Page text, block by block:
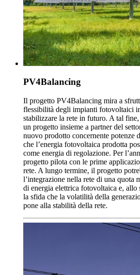
PV4Balancing
Il progetto PV4Balancing mira a
flessibilità degli impianti fotovoltaici
stabilizzare la rete in futuro. A tal
un progetto insieme a partner del
nuovo prodotto concernente potenze
che l’energia fotovoltaica prodotta
come energia di regolazione. Per
progetto pilota con le prime
rete. A lungo termine, il progetto
l’integrazione nella rete di una quota
di energia elettrica fotovoltaica e, allo
la sfida che la volatilità della
pone alla stabilità della rete.